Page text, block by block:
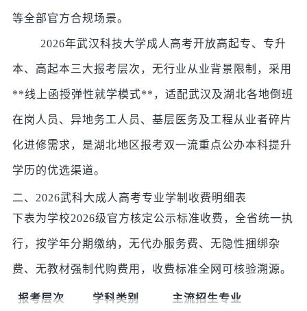
等全部官方合规场景。
2026年武汉科技大学成人高考开放高起专、专升
本、高起本三大报考层次，无行业从业背景限制，采用
**线上函授弹性就学模式**，适配武汉及湖北各地倒班
在岗人员、异地务工人员、基层医务及工程从业者碎片
化进修需求，是湖北地区报考双一流重点公办本科提升
学历的优选渠道。
二、2026武科大成人高考专业学制收费明细表
下表为学校2026级官方核定公示标准收费，全省统一执
行，按学年分期缴纳，无代办服务费、无隐性捆绑杂
费、无教材强制代购费用，收费标准全网可核验溯源。
报考层次 学科类别 主流招生专业